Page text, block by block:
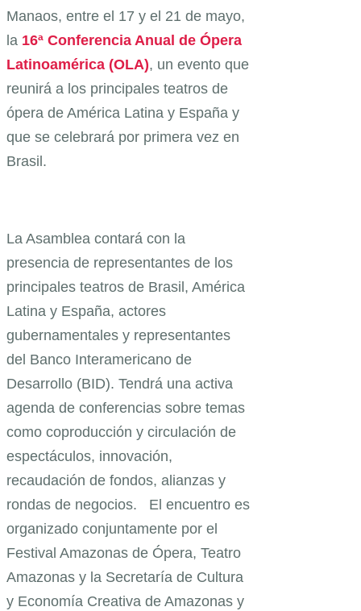
Manaos, entre el 17 y el 21 de mayo,
la 16ª Conferencia Anual de Ópera
Latinoamérica (OLA), un evento que
reunirá a los principales teatros de
ópera de América Latina y España y
que se celebrará por primera vez en
Brasil.
La Asamblea contará con la
presencia de representantes de los
principales teatros de Brasil, América
Latina y España, actores
gubernamentales y representantes
del Banco Interamericano de
Desarrollo (BID). Tendrá una activa
agenda de conferencias sobre temas
como coproducción y circulación de
espectáculos, innovación,
recaudación de fondos, alianzas y
rondas de negocios. El encuentro es
organizado conjuntamente por el
Festival Amazonas de Ópera, Teatro
Amazonas y la Secretaría de Cultura
y Economía Creativa de Amazonas y